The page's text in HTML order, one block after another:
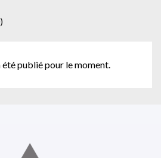
été publié pour le moment.